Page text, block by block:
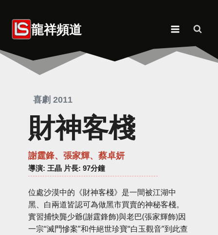
content 龍祥頻道
喜劇 2011
財神客棧
謝霆鋒、張家輝、蔡卓妍
導演: 王晶 片長: 97分鐘
位處沙漠中的《財神客棧》是一間被江湖中
黑、白兩道皆認可為做黑市買賣的神秘客棧。
實習捕快龔少爺(謝霆鋒飾)與老巴(張家輝飾)因
一宗“滅門慘案”和件絕世珍寶“白玉觀音”到此查